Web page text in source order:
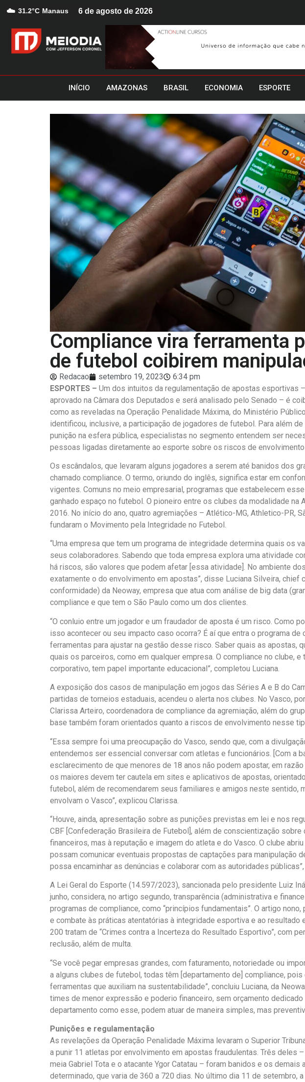
☁️ 31.2°C Manaus 6 de agosto de 2026
INÍCIO AMAZONAS BRASIL ECONOMIA ESPORTE
Compliance vira ferramenta
de futebol coibirem
Redacao setembro 19, 2023
6:34 pm
ESPORTES – Um dos intuitos da regulamentação de apostas esportivas
aprovado na Câmara dos Deputados e será analisado pelo Senado – é
como as reveladas na Operação Penalidade Máxima, do Ministério
identificou, inclusive, a participação de jogadores de futebol. Para além
punição na esfera pública, especialistas no segmento entendem ser
pessoas ligadas diretamente ao esporte sobre os riscos de envolvimento
Os escândalos, que levaram alguns jogadores a serem até banidos dos
chamado compliance. O termo, oriundo do inglês, significa estar em
vigentes. Comuns no meio empresarial, programas que estabelecem
ganhado espaço no futebol. O pioneiro entre os clubes da modalidade na
2016. No início do ano, quatro agremiações – Atlético-MG, Athletico-PR,
fundaram o Movimento pela Integridade no Futebol.
“Uma empresa que tem um programa de integridade determina quais os
seus colaboradores. Sabendo que toda empresa explora uma atividade
há riscos, são valores que podem afetar [essa atividade]. No ambiente
exatamente o do envolvimento em apostas”, disse Luciana Silveira, chief
conformidade) da Neoway, empresa que atua com análise de big data
compliance e que tem o São Paulo como um dos clientes.
“O conluio entre um jogador e um fraudador de aposta é um risco. Como
isso acontecer ou seu impacto caso ocorra? É aí que entra o programa de
ferramentas para ajustar na gestão desse risco. Saber quais as apostas,
quais os parceiros, como em qualquer empresa. O compliance no clube, e
corporativo, tem papel importante educacional”, completou Luciana.
A exposição dos casos de manipulação em jogos das Séries A e B do
partidas de torneios estaduais, acendeu o alerta nos clubes. No Vasco,
Clarissa Arteiro, coordenadora de compliance da agremiação, além do
base também foram orientados quanto a riscos de envolvimento nesse
“Essa sempre foi uma preocupação do Vasco, sendo que, com a
entendemos ser essencial conversar com atletas e funcionários. [Com a
esclarecimento de que menores de 18 anos não podem apostar, em
os maiores devem ter cautela em sites e aplicativos de apostas,
futebol, além de recomendarem seus familiares e amigos neste sentido,
envolvam o Vasco”, explicou Clarissa.
“Houve, ainda, apresentação sobre as punições previstas em lei e nos
CBF [Confederação Brasileira de Futebol], além de conscientização sobre
financeiros, mas à reputação e imagem do atleta e do Vasco. O clube
possam comunicar eventuais propostas de captações para manipulação
possa encaminhar as denúncias e colaborar com as autoridades
A Lei Geral do Esporte (14.597/2023), sancionada pelo presidente Luiz
junho, considera, no artigo segundo, transparência (administrativa e
programas de compliance, como “princípios fundamentais”. O artigo nono,
e combate às práticas atentatórias à integridade esportiva e ao resultado
200 tratam de “Crimes contra a Incerteza do Resultado Esportivo”, com
reclusão, além de multa.
“Se você pegar empresas grandes, com faturamento, notoriedade ou
a alguns clubes de futebol, todas têm [departamento de] compliance,
ferramentas que auxiliam na sustentabilidade”, concluiu Luciana, da
times de menor expressão e poderio financeiro, sem orçamento
departamento como esse, podem atuar de maneira simples, mas
Punições e regulamentação
As revelações da Operação Penalidade Máxima levaram o Superior
a punir 11 atletas por envolvimento em apostas fraudulentas. Três deles
meia Gabriel Tota e o atacante Ygor Catatau – foram banidos e os
determinado, que varia de 360 a 720 dias. No último dia 11 de setembro,